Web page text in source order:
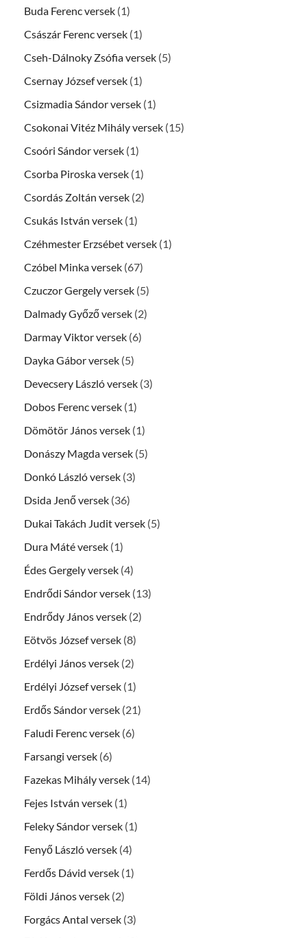
Buda Ferenc versek (1)
Császár Ferenc versek (1)
Cseh-Dálnoky Zsófia versek (5)
Csernay József versek (1)
Csizmadia Sándor versek (1)
Csokonai Vitéz Mihály versek (15)
Csoóri Sándor versek (1)
Csorba Piroska versek (1)
Csordás Zoltán versek (2)
Csukás István versek (1)
Czéhmester Erzsébet versek (1)
Czóbel Minka versek (67)
Czuczor Gergely versek (5)
Dalmady Győző versek (2)
Darmay Viktor versek (6)
Dayka Gábor versek (5)
Devecsery László versek (3)
Dobos Ferenc versek (1)
Dömötör János versek (1)
Donászy Magda versek (5)
Donkó László versek (3)
Dsida Jenő versek (36)
Dukai Takách Judit versek (5)
Dura Máté versek (1)
Édes Gergely versek (4)
Endrődi Sándor versek (13)
Endrődy János versek (2)
Eötvös József versek (8)
Erdélyi János versek (2)
Erdélyi József versek (1)
Erdős Sándor versek (21)
Faludi Ferenc versek (6)
Farsangi versek (6)
Fazekas Mihály versek (14)
Fejes István versek (1)
Feleky Sándor versek (1)
Fenyő László versek (4)
Ferdős Dávid versek (1)
Földi János versek (2)
Forgács Antal versek (3)